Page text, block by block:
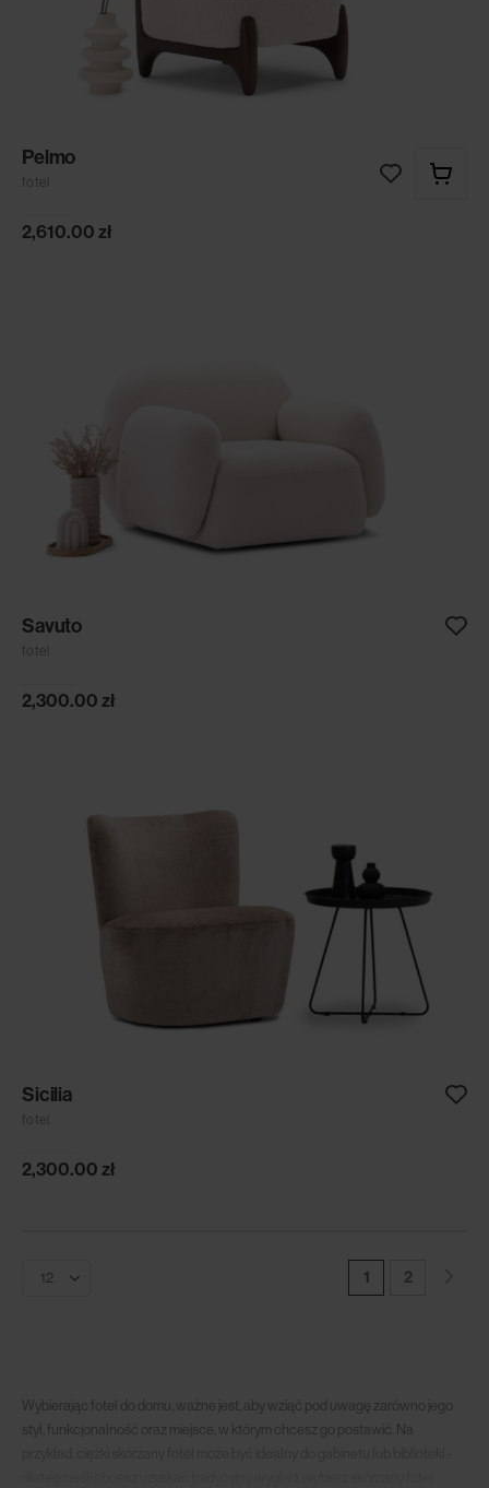
Pelmo
fotel
2,610.00 zł
Savuto
fotel
2,300.00 zł
Sicilia
fotel
2,300.00 zł
1 2
Wybierając fotel do domu, ważne jest, aby wziąć pod uwagę zarówno jego
styl, funkcjonalność oraz miejsce, w którym chcesz go postawić. Na